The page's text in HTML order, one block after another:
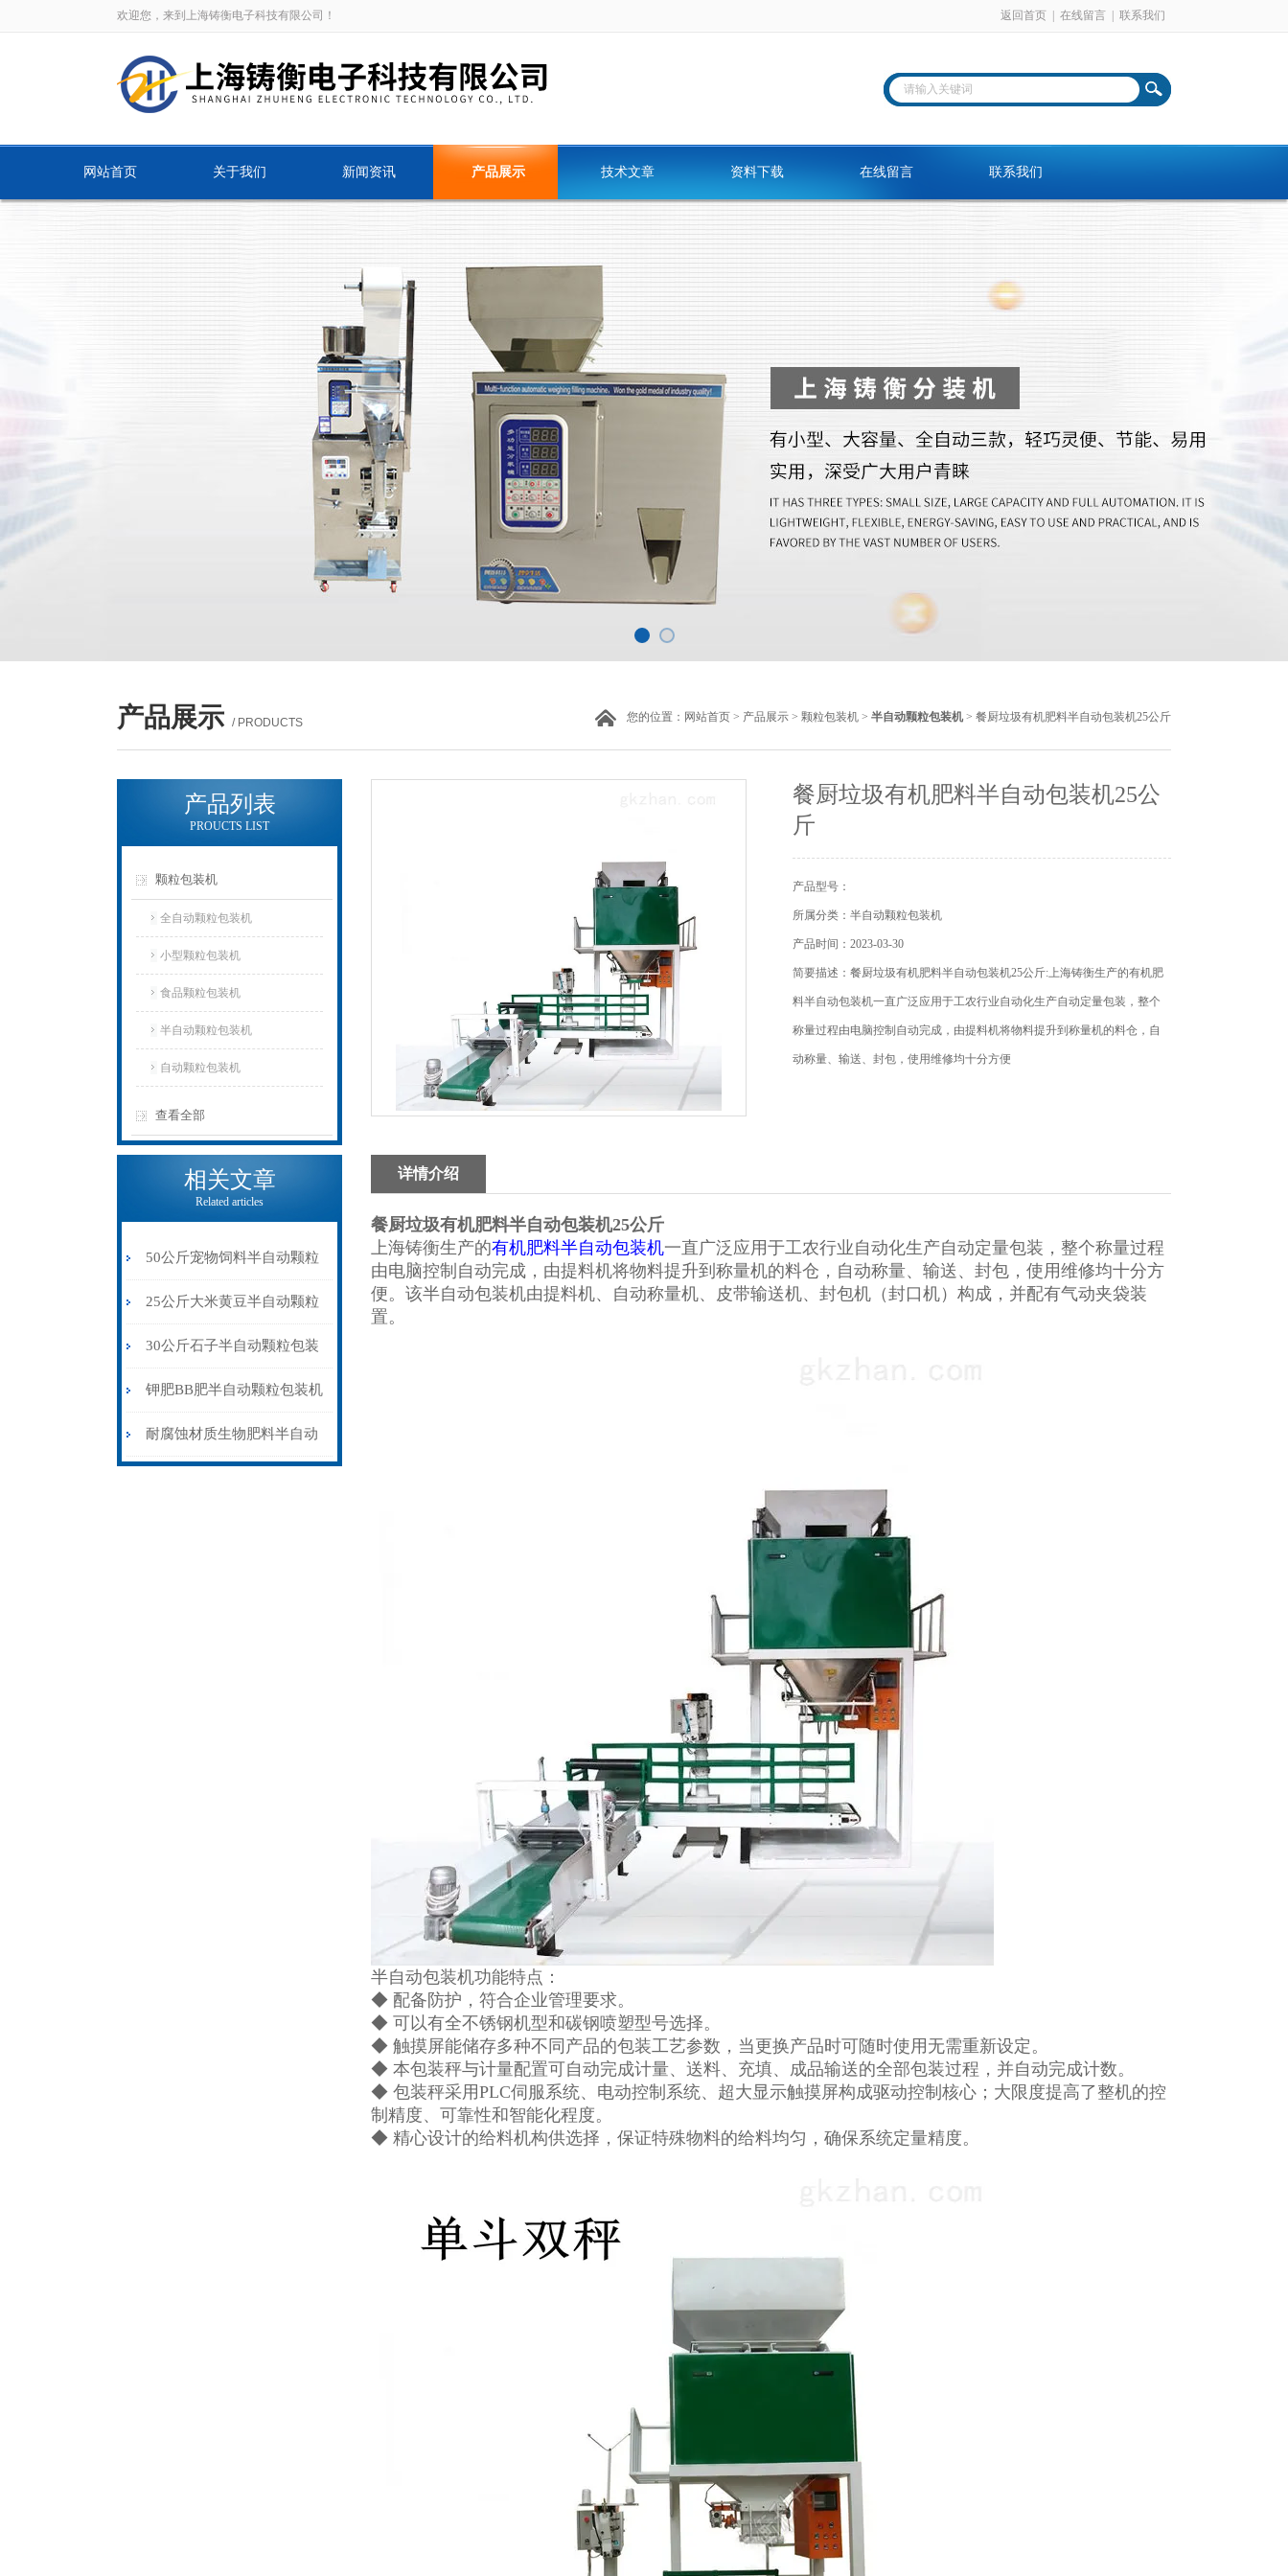
欢迎您，来到上海铸衡电子科技有限公司！ 返回首页 在线留言 联系我们
网站首页 关于我们 新闻资讯 产品展示 技术文章 资料下载 在线留言 联系我们
产品展示 / PRODUCTS 您的位置： 网站首页 > 产品展示 > 颗粒包装机 > 半自动颗粒包装机 > 餐厨垃圾有机肥料半自动包装机25公斤
产品列表
PROUCTS LIST
颗粒包装机
全自动颗粒包装机
小型颗粒包装机
食品颗粒包装机
半自动颗粒包装机
自动颗粒包装机
查看全部
相关文章
Related articles
50公斤宠物饲料半自动颗粒
包装机配缝包机
25公斤大米黄豆半自动颗粒
包装机配缝包机
30公斤石子半自动颗粒包装
机皮带输送式
钾肥BB肥半自动颗粒包装机
304不锈钢材质
耐腐蚀材质生物肥料半自动
餐厨垃圾有机肥料半自动包装机25公
斤
产品型号：
所属分类：半自动颗粒包装机
产品时间：2023-03-30
简要描述：餐厨垃圾有机肥料半自动包装机25公斤:上海铸衡生产的有机肥
料半自动包装机一直广泛应用于工农行业自动化生产自动定量包装，整个
称量过程由电脑控制自动完成，由提料机将物料提升到称量机的料仓，自
动称量、输送、封包，使用维修均十分方便
详情介绍
餐厨垃圾有机肥料半自动包装机25公斤
上海铸衡生产的有机肥料半自动包装机一直广泛应用于工农行业自动化生产自动定量包装，整个称量过程
由电脑控制自动完成，由提料机将物料提升到称量机的料仓，自动称量、输送、封包，使用维修均十分方
便。该半自动包装机由提料机、自动称量机、皮带输送机、封包机（封口机）构成，并配有气动夹袋装
置。
半自动包装机功能特点：
◆ 配备防护，符合企业管理要求。
◆ 可以有全不锈钢机型和碳钢喷塑型号选择。
◆ 触摸屏能储存多种不同产品的包装工艺参数，当更换产品时可随时使用无需重新设定。
◆ 本包装秤与计量配置可自动完成计量、送料、充填、成品输送的全部包装过程，并自动完成计数。
◆ 包装秤采用PLC伺服系统、电动控制系统、超大显示触摸屏构成驱动控制核心；大限度提高了整机的控
制精度、可靠性和智能化程度。
◆ 精心设计的给料机构供选择，保证特殊物料的给料均匀，确保系统定量精度。